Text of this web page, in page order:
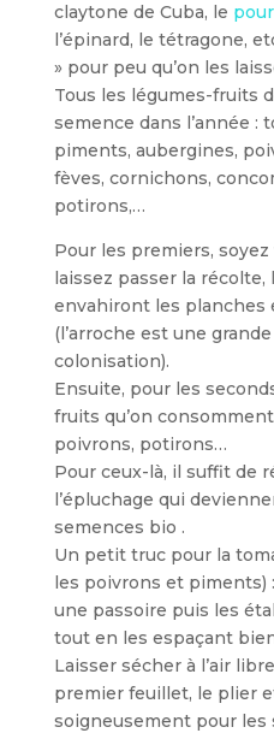
claytone de Cuba, le
l’épinard, le tétragone,
» pour peu qu’on les
Tous les légumes-fruits
semence dans l’année :
piments, aubergines,
fèves, cornichons,
potirons,…
Pour les premiers,
laissez passer la
envahiront les planches
(l’arroche est une
colonisation).
Ensuite, pour les
fruits qu’on
poivrons, potirons…
Pour ceux-là, il suffit de
l’épluchage qui
semences bio .
Un petit truc pour la
les poivrons et piments)
une passoire puis les
tout en les espaçant
Laisser sécher à l’air
premier feuillet, le plier
soigneusement pour les